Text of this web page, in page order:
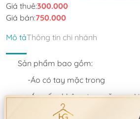
Giá thuê:300.000
Giá bán:750.000
Mô tảThông tin chi nhánh
Sản phẩm bao gồm:
-Áo có tay mặc trong
-Áo gấm không tay mặc ngoài